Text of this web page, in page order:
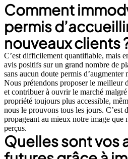
Comment
permis
nouveaux clients
C’est difficilement quantifiable, mais
avis positifs sur un grand nombre de
sans aucun doute permis
Nous prétendons proposer le meilleur
et contribuer à ouvrir le marché
propriété toujours plus accessible,
nous le prouvons tous les jours. C’est
propageant au mieux notre image que
perçus.
Quelles sont vos